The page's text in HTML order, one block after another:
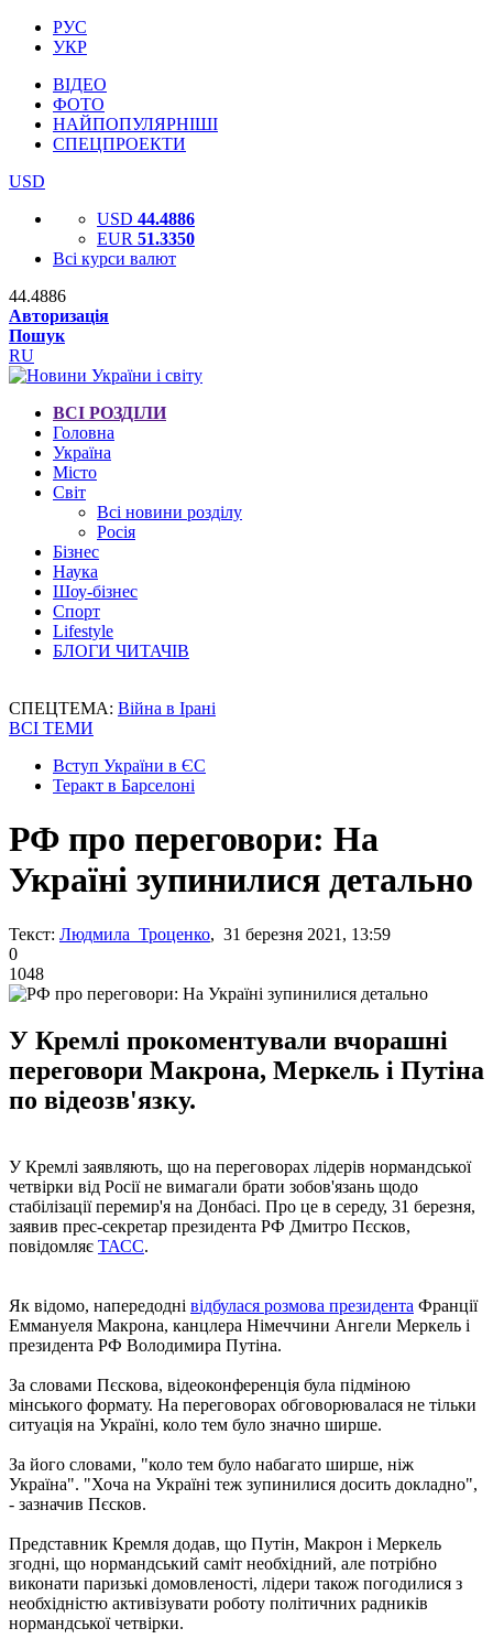
РУС
УКР
ВІДЕО
ФОТО
НАЙПОПУЛЯРНІШІ
СПЕЦПРОЕКТИ
USD
USD 44.4886
EUR 51.3350
Всі курси валют
44.4886
Авторизація
Пошук
RU
ВСІ РОЗДІЛИ
Головна
Україна
Місто
Світ
Всі новини розділу
Росія
Бізнес
Наука
Шоу-бізнес
Спорт
Lifestyle
БЛОГИ ЧИТАЧІВ
СПЕЦТЕМА: Війна в Ірані
ВСІ ТЕМИ
Вступ України в ЄС
Теракт в Барселоні
РФ про переговори: На
Україні зупинилися детально
Текст: Людмила Троценко, 31 березня 2021, 13:59
0
1048
У Кремлі прокоментували вчорашні
переговори Макрона, Меркель і Путіна
по відеозв'язку.
У Кремлі заявляють, що на переговорах лідерів нормандської
четвірки від Росії не вимагали брати зобов'язань щодо
стабілізації перемир'я на Донбасі. Про це в середу, 31 березня,
заявив прес-секретар президента РФ Дмитро Пєсков,
повідомляє ТАСС.
Як відомо, напередодні відбулася розмова президента Франції
Еммануеля Макрона, канцлера Німеччини Ангели Меркель і
президента РФ Володимира Путіна.
За словами Пєскова, відеоконференція була підміною
мінського формату. На переговорах обговорювалася не тільки
ситуація на Україні, коло тем було значно ширше.
За його словами, "коло тем було набагато ширше, ніж
Україна". "Хоча на Україні теж зупинилися досить докладно",
- зазначив Пєсков.
Представник Кремля додав, що Путін, Макрон і Меркель
згодні, що нормандський саміт необхідний, але потрібно
виконати паризькі домовленості, лідери також погодилися з
необхідністю активізувати роботу політичних радників
нормандської четвірки.